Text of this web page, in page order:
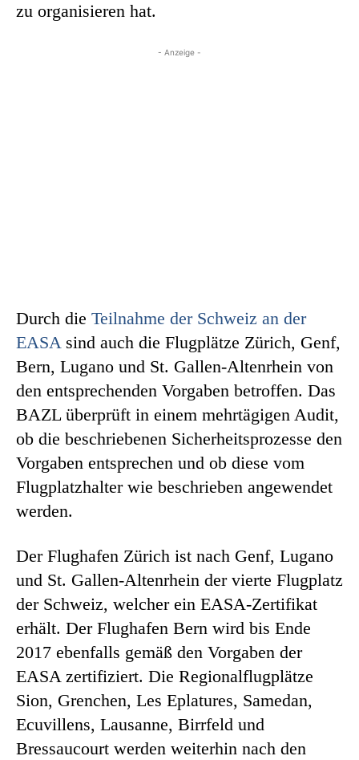
zu organisieren hat.
- Anzeige -
Durch die Teilnahme der Schweiz an der
EASAsind auch die Flugplätze Zürich, Genf,
Bern, Lugano und St. Gallen-Altenrhein von
den entsprechenden Vorgaben betroffen. Das
BAZL überprüft in einem mehrtägigen Audit,
ob die beschriebenen Sicherheitsprozesse den
Vorgaben entsprechen und ob diese vom
Flugplatzhalter wie beschrieben angewendet
werden.
Der Flughafen Zürich ist nach Genf, Lugano
und St. Gallen-Altenrhein der vierte Flugplatz
der Schweiz, welcher ein EASA-Zertifikat
erhält. Der Flughafen Bern wird bis Ende
2017 ebenfalls gemäß den Vorgaben der
EASA zertifiziert. Die Regionalflugplätze
Sion, Grenchen, Les Eplatures, Samedan,
Ecuvillens, Lausanne, Birrfeld und
Bressaucourt werden weiterhin nach den